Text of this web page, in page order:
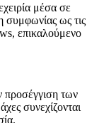
μέσα σε
συμφωνίας ως τις
επικαλούμενο
προσέγγιση των
συνεχίζονται